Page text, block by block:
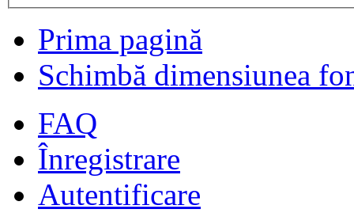
Prima pagină
Schimbă dimensiunea
FAQ
Înregistrare
Autentificare